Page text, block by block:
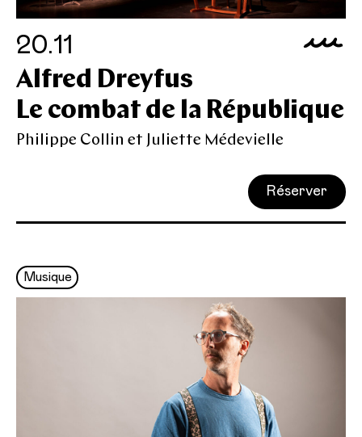
20.11
Alfred Dreyfus
Le combat de la République
Philippe Collin et Juliette Médevielle
Réserver
Musique